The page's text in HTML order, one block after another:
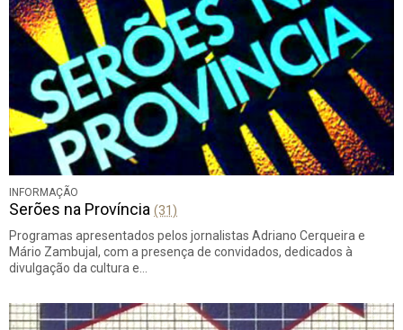
INFORMAÇÃO
Serões na Província (31)
Programas apresentados pelos jornalistas Adriano Cerqueira e
Mário Zambujal, com a presença de convidados, dedicados à
divulgação da cultura e…